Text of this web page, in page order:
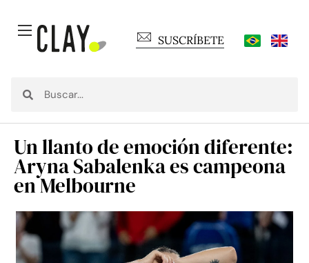
SUSCRÍBETE
Un llanto de emoción diferente:
Aryna Sabalenka es campeona
en Melbourne